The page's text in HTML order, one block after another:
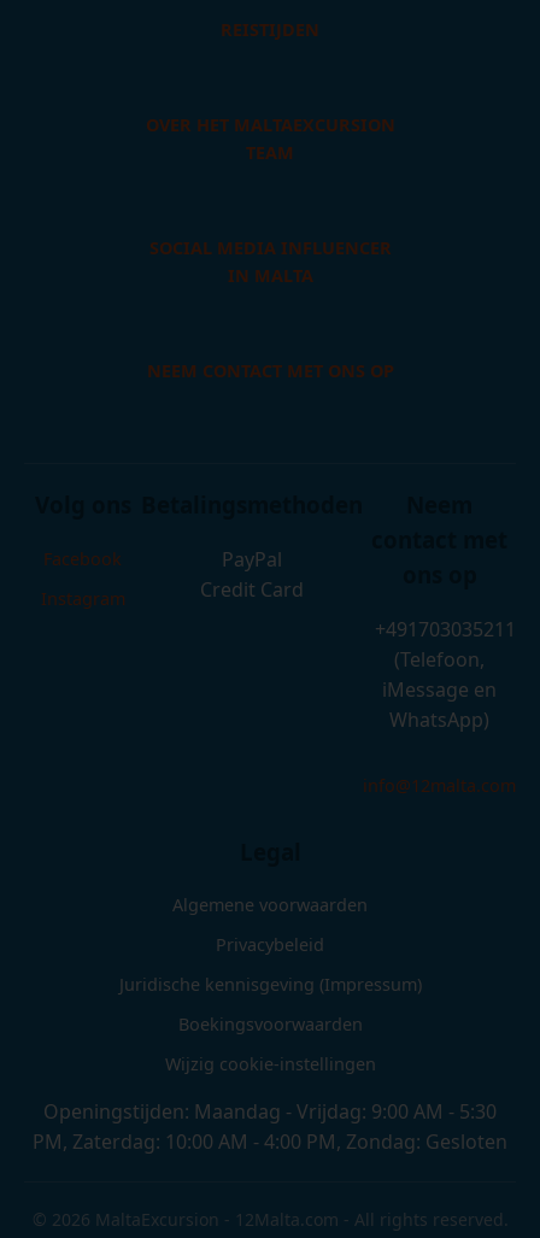
REISTIJDEN
OVER HET MALTAEXCURSION
TEAM
SOCIAL MEDIA INFLUENCER
IN MALTA
NEEM CONTACT MET ONS OP
Facebook
Instagram
PayPal
Credit Card
+491703035211
(Telefoon,
iMessage en
WhatsApp)
info@12malta.com
Algemene voorwaarden
Privacybeleid
Juridische kennisgeving (Impressum)
Boekingsvoorwaarden
Wijzig cookie-instellingen
Openingstijden: Maandag - Vrijdag: 9:00 AM - 5:30
PM, Zaterdag: 10:00 AM - 4:00 PM, Zondag: Gesloten
© 2026 MaltaExcursion - 12Malta.com - All rights reserved.